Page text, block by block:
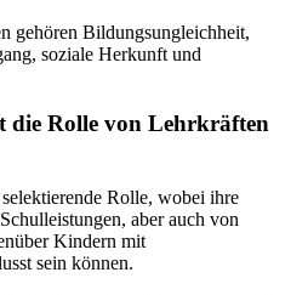
gehören Bildungsungleichheit,
soziale Herkunft und
die Rolle von Lehrkräften
Rolle, wobei ihre
aber auch von
Kindern mit
sein können.